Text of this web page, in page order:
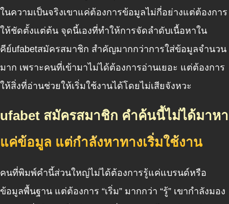
ในความเป็นจริงเขาแค่ต้องการข้อมูลไม่กี่อย่างแต่ต้องการ
ให้ชัดตั้งแต่ต้น จุดนี้เองที่ทำให้การจัดลำดับเนื้อหาใน
คีย์ufabetสมัครสมาชิก สำคัญมากกว่าการใส่ข้อมูลจำนวน
มาก เพราะคนที่เข้ามาไม่ได้ต้องการอ่านเยอะ แต่ต้องการ
ให้สิ่งที่อ่านช่วยให้เริ่มใช้งานได้โดยไม่เสียจังหวะ
ufabet สมัครสมาชิก คำค้นนี้ไม่ได้มาหา
แค่ข้อมูล แต่กำลังหาทางเริ่มใช้งาน
คนที่พิมพ์คำนี้ส่วนใหญ่ไม่ได้ต้องการรู้แค่แบรนด์หรือ
ข้อมูลพื้นฐาน แต่ต้องการ “เริ่ม” มากกว่า “รู้” เขากำลังมอง